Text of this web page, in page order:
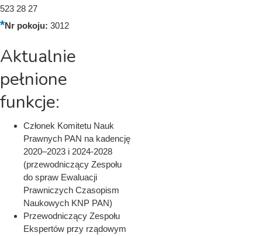
523 28 27
Nr pokoju: 3012
Aktualnie
pełnione
funkcje:
Członek Komitetu Nauk
Prawnych PAN na kadencję
2020–2023 i 2024-2028
(przewodniczący Zespołu
do spraw Ewaluacji
Prawniczych Czasopism
Naukowych KNP PAN)
Przewodniczący Zespołu
Ekspertów przy rządowym